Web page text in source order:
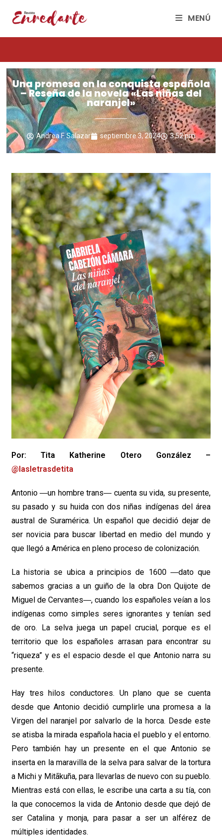
MENÚ
Una promesa en la conquista española
– Reseña de la novela «Las niñas del
naranjel»
Andrea F. Salazar septiembre 3, 2024 3:52 pm
Por: Tita Katherine Otero González –
@lasletrasdetita
Antonio ―un hombre trans― cuenta su vida, su presente,
su pasado y su huida con dos niñas indígenas del área
austral de Suramérica. Un español que decidió dejar de
ser novicia para buscar libertad en medio del mundo y
que llegó a América en pleno proceso de colonización.
La historia se ubica a principios de 1600 ―dato que
sabemos gracias a un guiño de la obra Don Quijote de
Miguel de Cervantes―, cuando los españoles veían a los
indígenas como simples seres ignorantes y tenían sed
de oro. La selva juega un papel crucial, porque es el
territorio que los españoles arrasan para encontrar su
“riqueza” y es el espacio desde el que Antonio narra su
presente.
Hay tres hilos conductores. Un plano que se cuenta
desde que Antonio decidió cumplirle una promesa a la
Virgen del naranjel por salvarlo de la horca. Desde este
se atisba la mirada española hacia el pueblo y el entorno.
Pero también hay un presente en el que Antonio se
inserta en la maravilla de la selva para salvar de la tortura
a Michi y Mitãkuña, para llevarlas de nuevo con su pueblo.
Mientras está con ellas, le escribe una carta a su tía, con
la que conocemos la vida de Antonio desde que dejó de
ser Catalina y monja, para pasar a ser un alférez de
múltiples identidades.